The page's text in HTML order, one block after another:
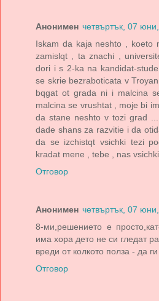
Анонимен четвъртък, 07
Iskam da kaja neshto , koeto
zamislqt , ta znachi ,
dori i s 2-ka na kandidat-
se skrie bezraboticata v
bqgat ot grada ni i malcina
malcina se vrushtat , moje bi
da stane neshto v tozi grad
dade shans za razvitie i da
da se izchistqt vsichki tezi
kradat mene , tebe , nas
Отговор
Анонимен четвъртък, 07
8-ми,решението е
има хора дето не си гледат
вреди от колкото полза - да
Отговор